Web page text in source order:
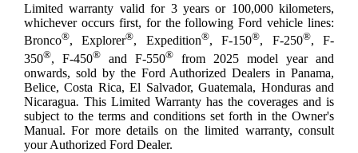
Limited warranty valid for 3 years or 100,000 kilometers,
whichever occurs first, for the following Ford vehicle lines:
Bronco®, Explorer®, Expedition®, F-150®, F-250®, F-
350®, F-450®and F-550®from 2025 model year and
onwards, sold by the Ford Authorized Dealers in Panama,
Belice, Costa Rica, El Salvador, Guatemala, Honduras and
Nicaragua. This Limited Warranty has the coverages and is
subject to the terms and conditions set forth in the Owner's
Manual. For more details on the limited warranty, consult
your Authorized Ford Dealer.